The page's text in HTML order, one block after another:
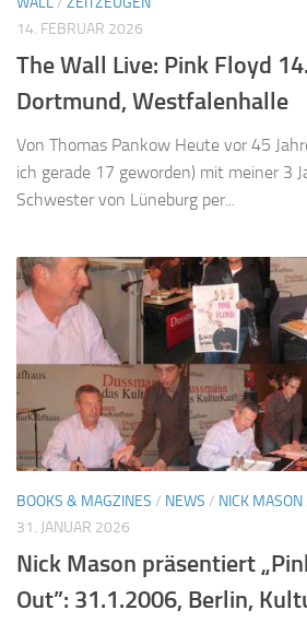
14. FEBRUAR 2026
The Wall Live: Pink Floyd
Dortmund, Westfalenhalle
Von Thomas Pankow Heute vor 45
ich gerade 17 geworden) mit meiner 3
Schwester von Lüneburg per...
BOOKS & MAGZINES / NEWS / NICK MASON
31. JANUAR 2026
Nick Mason präsentiert
Out”: 31.1.2006, Berlin,